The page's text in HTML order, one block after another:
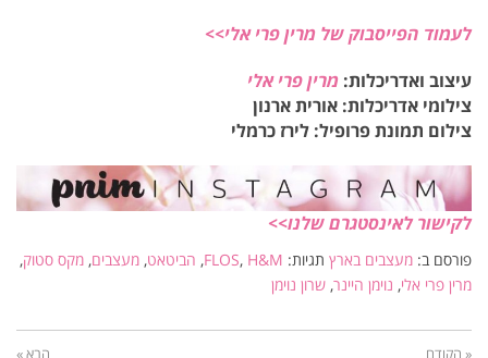
לעמוד הפייסבוק של מרין פרי אלי>>
עיצוב ואדריכלות: מרין פרי אלי
צילומי אדריכלות: אורית ארנון
צילום תמונת פרופיל: לירז כרמלי
לקישור לאינסטגרם שלנו>>
פורסם ב: מעצבים בארץ תגיות: FLOS, H&M
, הביטאט, מעצבים, מקס סטוק,
מרין פרי אלי, נוימן היינר, שרון נוימן
« הקודם הבא »